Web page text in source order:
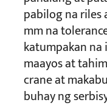
pabilog na riles
mm na
katumpakan
maayos at
crane at
buhay ng